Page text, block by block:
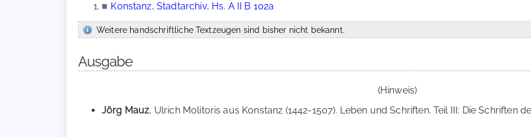
■ Konstanz, Stadtarchiv, Hs. A II B 102a
Weitere handschriftliche Textzeugen sind bisher nicht bekannt.
Ausgabe
(Hinweis)
Jörg Mauz, Ulrich Molitoris aus Konstanz (1442-1507). Leben und Schriften. Teil III: Die Schriften